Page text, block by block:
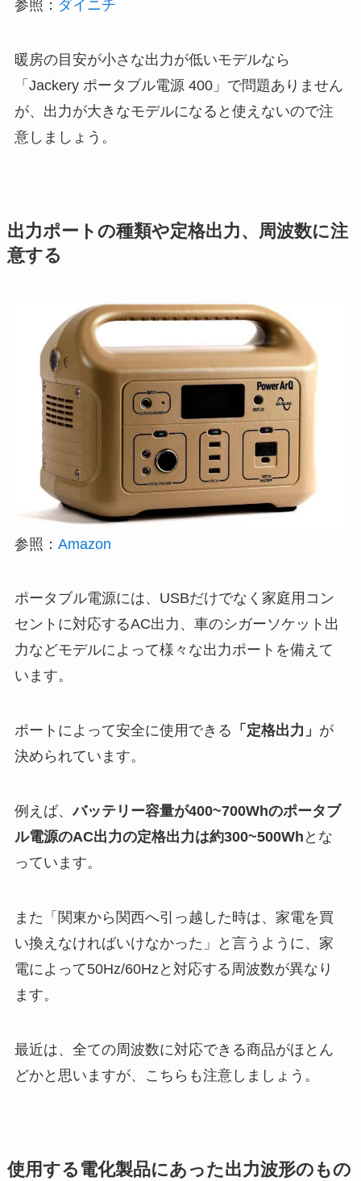
参照： ダイニチ
暖房の目安が小さな出力が低いモデルなら
「Jackery ポータブル電源 400」で問題ありません
が、出力が大きなモデルになると使えないので注
意しましょう。
出力ポートの種類や定格出力、周波数に注
意する
参照： Amazon
ポータブル電源には、USBだけでなく家庭用コン
セントに対応するAC出力、車のシガーソケット出
力などモデルによって様々な出力ポートを備えて
います。
ポートによって安全に使用できる 「定格出力」 が
決められています。
例えば、バッテリー容量が400~700Whのポータブ
ル電源のAC出力の定格出力は約300~500Wh とな
っています。
また「関東から関西へ引っ越した時は、家電を買
い換えなければいけなかった」と言うように、家
電によって50Hz/60Hzと対応する周波数が異なり
ます。
最近は、全ての周波数に対応できる商品がほとん
どかと思いますが、こちらも注意しましょう。
使用する電化製品にあった出力波形のもの